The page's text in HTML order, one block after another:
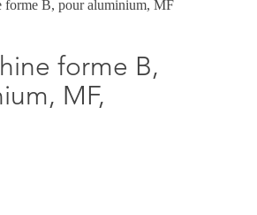
forme B, pour aluminium, MF
forme B,
MF,